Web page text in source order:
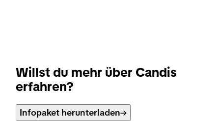
Willst du mehr über Candis
erfahren?
Infopaket herunterladen